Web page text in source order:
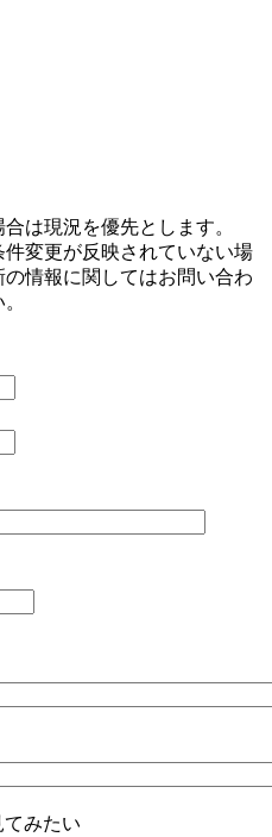
は現況を優先とします。
変更が反映されていない場
情報に関してはお問い合わ
みたい